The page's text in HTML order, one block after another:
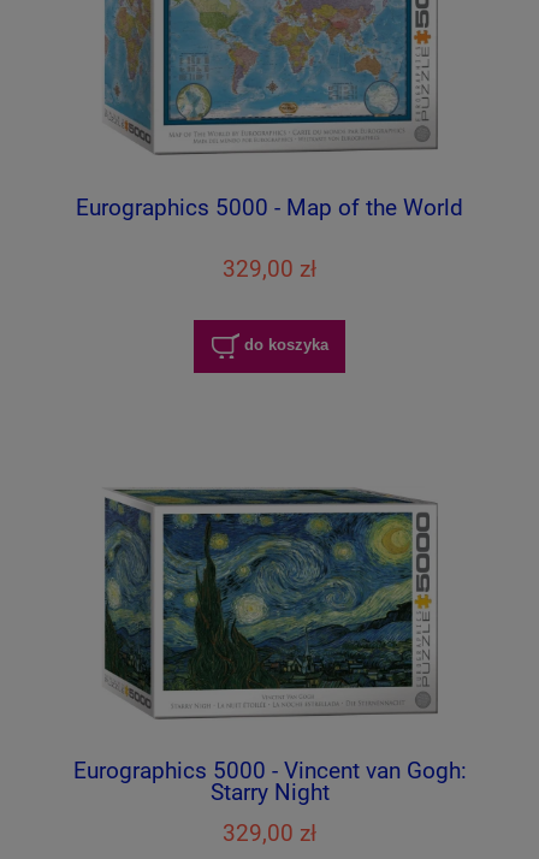
Eurographics 5000 - Map of the World
329,00 zł
do koszyka
Eurographics 5000 - Vincent van Gogh:
Starry Night
329,00 zł